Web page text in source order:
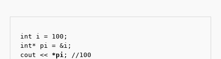
int i = 100;
int* pi = &i;
cout << *pi ; //100